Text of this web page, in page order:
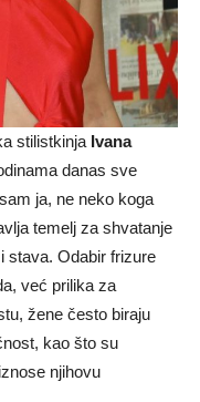
stilistkinja Ivana
danas sve
ja, ne neko koga
temelj za shvatanje
stava. Odabir frizure
već prilika za
žene često biraju
kao što su
njihovu